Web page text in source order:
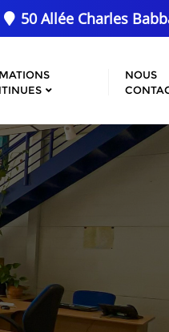
50 Allée Charles
NOUS